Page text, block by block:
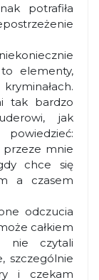
potrafiła
elementy,
tak bardzo
jak
przeze mnie
chce się
a czasem
odczucia
całkiem
nie czytali
szczególnie
i czekam